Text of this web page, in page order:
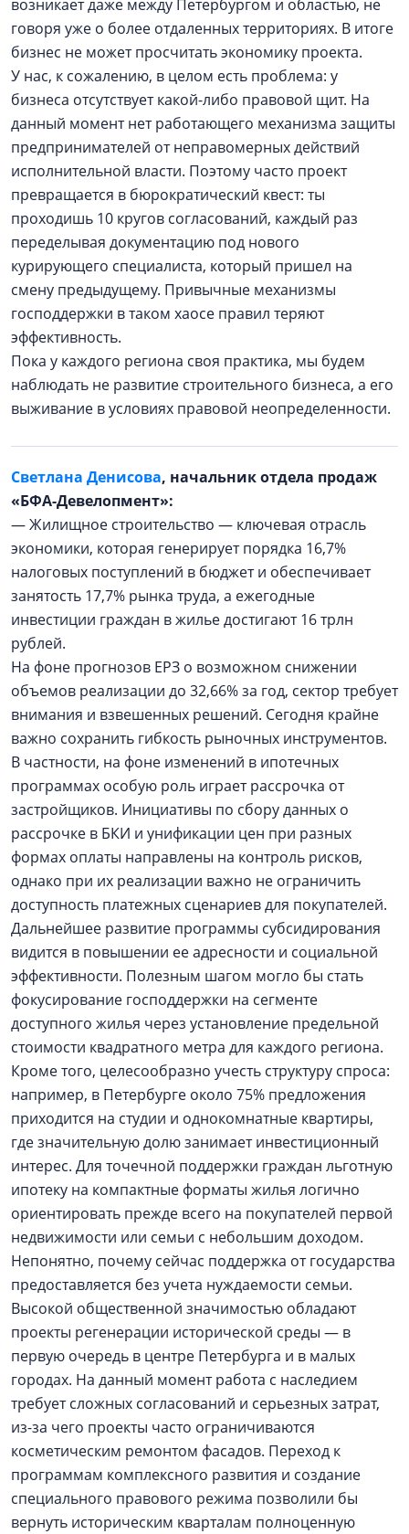
возникает даже между Петербургом и областью, не
говоря уже о более отдаленных территориях. В итоге
бизнес не может просчитать экономику проекта.
У нас, к сожалению, в целом есть проблема: у
бизнеса отсутствует какой-либо правовой щит. На
данный момент нет работающего механизма защиты
предпринимателей от неправомерных действий
исполнительной власти. Поэтому часто проект
превращается в бюрократический квест: ты
проходишь 10 кругов согласований, каждый раз
переделывая документацию под нового
курирующего специалиста, который пришел на
смену предыдущему. Привычные механизмы
господдержки в таком хаосе правил теряют
эффективность.
Пока у каждого региона своя практика, мы будем
наблюдать не развитие строительного бизнеса, а его
выживание в условиях правовой неопределенности.
Светлана Денисова, начальник отдела продаж
«БФА-Девелопмент»:
— Жилищное строительство — ключевая отрасль
экономики, которая генерирует порядка 16,7%
налоговых поступлений в бюджет и обеспечивает
занятость 17,7% рынка труда, а ежегодные
инвестиции граждан в жилье достигают 16 трлн
рублей.
На фоне прогнозов ЕРЗ о возможном снижении
объемов реализации до 32,66% за год, сектор требует
внимания и взвешенных решений. Сегодня крайне
важно сохранить гибкость рыночных инструментов.
В частности, на фоне изменений в ипотечных
программах особую роль играет рассрочка от
застройщиков. Инициативы по сбору данных о
рассрочке в БКИ и унификации цен при разных
формах оплаты направлены на контроль рисков,
однако при их реализации важно не ограничить
доступность платежных сценариев для покупателей.
Дальнейшее развитие программы субсидирования
видится в повышении ее адресности и социальной
эффективности. Полезным шагом могло бы стать
фокусирование господдержки на сегменте
доступного жилья через установление предельной
стоимости квадратного метра для каждого региона.
Кроме того, целесообразно учесть структуру спроса:
например, в Петербурге около 75% предложения
приходится на студии и однокомнатные квартиры,
где значительную долю занимает инвестиционный
интерес. Для точечной поддержки граждан льготную
ипотеку на компактные форматы жилья логично
ориентировать прежде всего на покупателей первой
недвижимости или семьи с небольшим доходом.
Непонятно, почему сейчас поддержка от государства
предоставляется без учета нуждаемости семьи.
Высокой общественной значимостью обладают
проекты регенерации исторической среды — в
первую очередь в центре Петербурга и в малых
городах. На данный момент работа с наследием
требует сложных согласований и серьезных затрат,
из-за чего проекты часто ограничиваются
косметическим ремонтом фасадов. Переход к
программам комплексного развития и создание
специального правового режима позволили бы
вернуть историческим кварталам полноценную